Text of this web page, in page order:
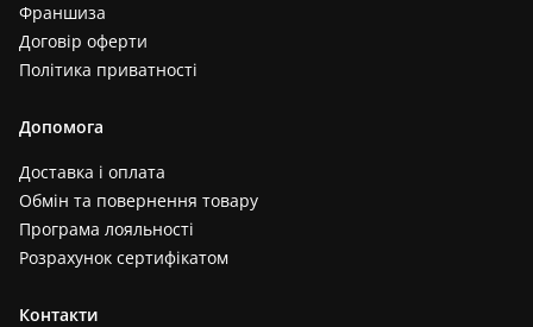
Франшиза
Договір оферти
Політика приватності
Допомога
Доставка і оплата
Обмін та повернення товару
Програма лояльності
Розрахунок сертифікатом
Контакти